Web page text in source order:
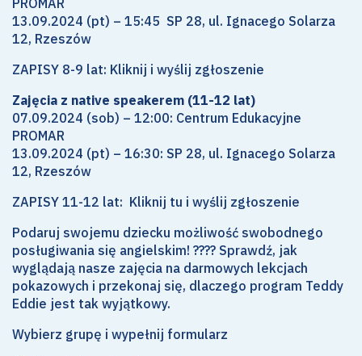
PROMAR
13.09.2024 (pt) – 15:45 SP 28, ul. Ignacego Solarza
12, Rzeszów
ZAPISY 8-9 lat: Kliknij i wyślij zgłoszenie
Zajęcia z native speakerem (11-12 lat)
07.09.2024 (sob) – 12:00: Centrum Edukacyjne
PROMAR
13.09.2024 (pt) – 16:30: SP 28, ul. Ignacego Solarza
12, Rzeszów
ZAPISY 11-12 lat: Kliknij tu i wyślij zgłoszenie
Podaruj swojemu dziecku możliwość swobodnego
posługiwania się angielskim! ???? Sprawdź, jak
wyglądają nasze zajęcia na darmowych lekcjach
pokazowych i przekonaj się, dlaczego program Teddy
Eddie jest tak wyjątkowy.
Wybierz grupę i wypełnij formularz